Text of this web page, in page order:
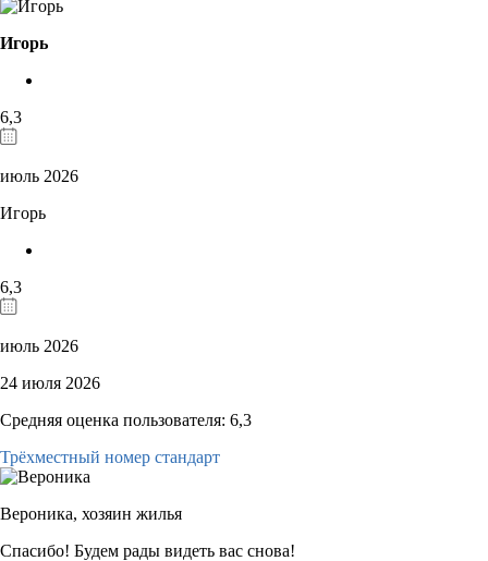
Игорь
6,3
июль 2026
Игорь
6,3
июль 2026
24 июля 2026
Средняя оценка пользователя: 6,3
Трёхместный номер стандарт
Вероника, хозяин жилья
Спасибо! Будем рады видеть вас снова!